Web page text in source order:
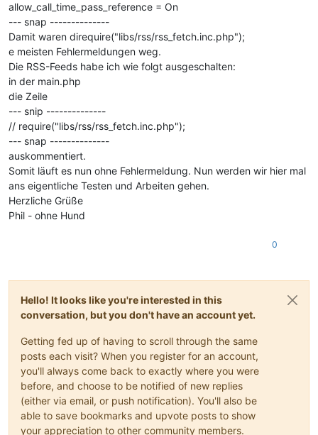
allow_call_time_pass_reference = On
--- snap --------------
Damit waren direquire("libs/rss/rss_fetch.inc.php");
e meisten Fehlermeldungen weg.
Die RSS-Feeds habe ich wie folgt ausgeschalten:
in der main.php
die Zeile
--- snip --------------
// require("libs/rss/rss_fetch.inc.php");
--- snap --------------
auskommentiert.
Somit läuft es nun ohne Fehlermeldung. Nun werden wir hier mal
ans eigentliche Testen und Arbeiten gehen.
Herzliche Grüße
Phil - ohne Hund
0
Hello! It looks like you're interested in this
conversation, but you don't have an account yet.
Getting fed up of having to scroll through the same
posts each visit? When you register for an account,
you'll always come back to exactly where you were
before, and choose to be notified of new replies
(either via email, or push notification). You'll also be
able to save bookmarks and upvote posts to show
your appreciation to other community members.